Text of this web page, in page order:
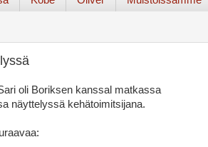
oli Boriksen kanssal matkassa
näyttelyssä kehätoimitsijana.